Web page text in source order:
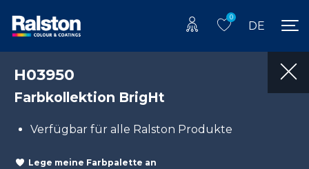
0
DE
H03950
Farbkollektion BrigHt
Verfügbar für alle Ralston Produkte
Lege meine Farbpalette an